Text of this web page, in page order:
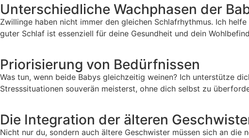
Unterschiedliche Wachphasen der
Zwillinge haben nicht immer den gleichen Schlafrhythmus. Ich
guter Schlaf ist essenziell für deine Gesundheit und dein
Priorisierung von Bedürfnissen
Was tun, wenn beide Babys gleichzeitig weinen? Ich unterstütze
Stresssituationen souverän meisterst, ohne dich selbst zu
Die Integration der älteren
Nicht nur du, sondern auch ältere Geschwister müssen sich an